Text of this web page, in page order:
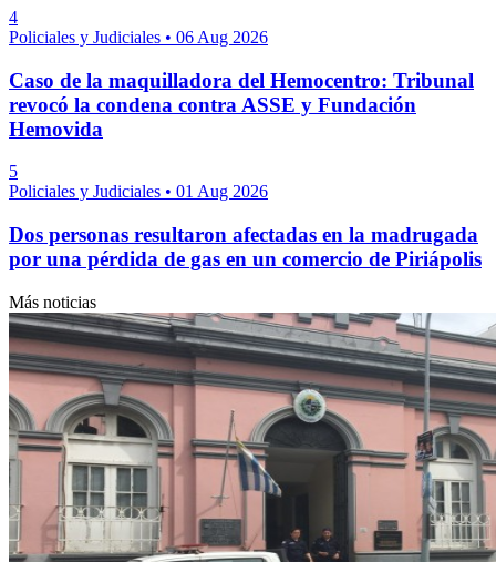
4
Policiales y Judiciales • 06 Aug 2026
Caso de la maquilladora del Hemocentro: Tribunal
revocó la condena contra ASSE y Fundación
Hemovida
5
Policiales y Judiciales • 01 Aug 2026
Dos personas resultaron afectadas en la madrugada
por una pérdida de gas en un comercio de Piriápolis
Más noticias